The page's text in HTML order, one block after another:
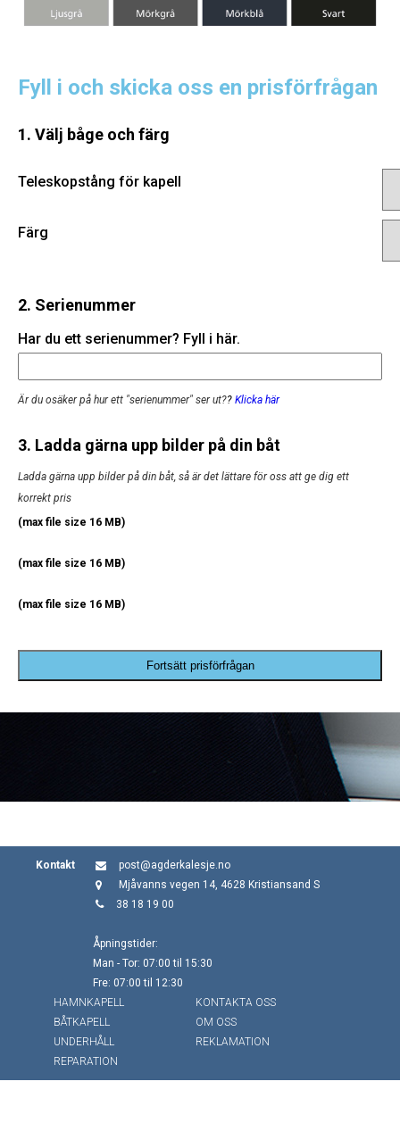
Fyll i och skicka oss en prisförfrågan
1. Välj båge och färg
Teleskopstång för kapell
Färg
2. Serienummer
Har du ett serienummer? Fyll i här.
Är du osäker på hur ett "serienummer" ser ut?? Klicka här
3. Ladda gärna upp bilder på din båt
Ladda gärna upp bilder på din båt, så är det lättare för oss att ge dig ett
korrekt pris
(max file size 16 MB)
(max file size 16 MB)
(max file size 16 MB)
Fortsätt prisförfrågan
Kontakt
post@agderkalesje.no
Mjåvanns vegen 14, 4628 Kristiansand S
38 18 19 00
Åpningstider:
Man - Tor: 07:00 til 15:30
Fre: 07:00 til 12:30
HAMNKAPELL
BÅTKAPELL
UNDERHÅLL
REPARATION
KONTAKTA OSS
OM OSS
REKLAMATION